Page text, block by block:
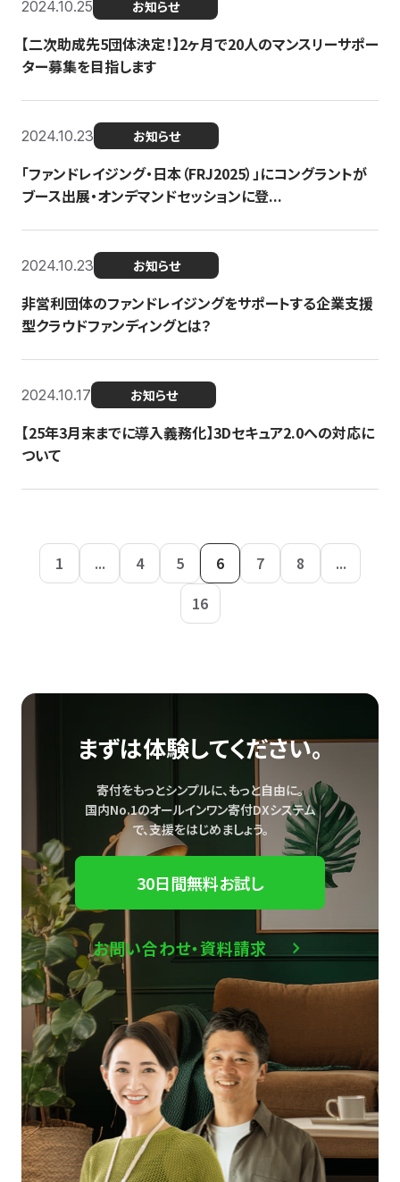
2024.10.25 お知らせ
【二次助成先5団体決定！】2ヶ月で20人のマンスリーサポー
ター募集を目指します
2024.10.23 お知らせ
「ファンドレイジング・日本（FRJ2025）」にコングラントが
ブース出展・オンデマンドセッションに登...
2024.10.23 お知らせ
非営利団体のファンドレイジングをサポートする企業支援
型クラウドファンディングとは？
2024.10.17 お知らせ
【25年3月末までに導入義務化】3Dセキュア2.0への対応に
ついて
1 ... 4 5 6 7 8
...
16
まずは体験してください。
寄付をもっとシンプルに、もっと自由に。
国内No.1のオールインワン寄付DXシステム
で、支援をはじめましょう。
30日間無料お試し
お問い合わせ・資料請求